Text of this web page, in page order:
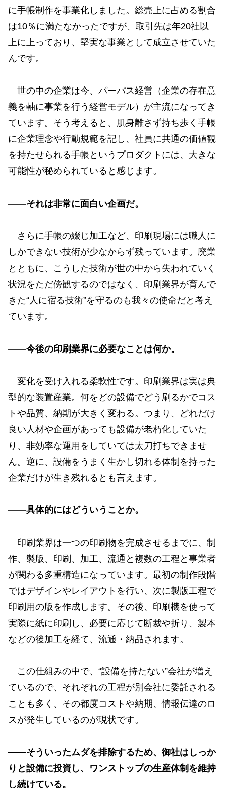
に手帳制作を事業化しました。総売上に占める割合
は10％に満たなかったですが、取引先は年20社以
上に上っており、堅実な事業として成立させていた
んです。
世の中の企業は今、パーパス経営（企業の存在意
義を軸に事業を行う経営モデル）が主流になってき
ています。そう考えると、肌身離さず持ち歩く手帳
に企業理念や行動規範を記し、社員に共通の価値観
を持たせられる手帳というプロダクトには、大きな
可能性が秘められていると感じます。
——それは非常に面白い企画だ。
さらに手帳の綴じ加工など、印刷現場には職人に
しかできない技術が少なからず残っています。廃業
とともに、こうした技術が世の中から失われていく
状況をただ傍観するのではなく、印刷業界が育んで
きた“人に宿る技術”を守るのも我々の使命だと考え
ています。
——今後の印刷業界に必要なことは何か。
変化を受け入れる柔軟性です。印刷業界は実は典
型的な装置産業。何をどの設備でどう刷るかでコス
トや品質、納期が大きく変わる。つまり、どれだけ
良い人材や企画があっても設備が老朽化していた
り、非効率な運用をしていては太刀打ちできませ
ん。逆に、設備をうまく生かし切れる体制を持った
企業だけが生き残れるとも言えます。
——具体的にはどういうことか。
印刷業界は一つの印刷物を完成させるまでに、制
作、製版、印刷、加工、流通と複数の工程と事業者
が関わる多重構造になっています。最初の制作段階
ではデザインやレイアウトを行い、次に製版工程で
印刷用の版を作成します。その後、印刷機を使って
実際に紙に印刷し、必要に応じて断裁や折り、製本
などの後加工を経て、流通・納品されます。
この仕組みの中で、“設備を持たない”会社が増え
ているので、それぞれの工程が別会社に委託される
ことも多く、その都度コストや納期、情報伝達のロ
スが発生しているのが現状です。
——そういったムダを排除するため、御社はしっか
りと設備に投資し、ワンストップの生産体制を維持
し続けている。